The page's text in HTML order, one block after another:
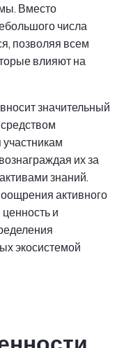
Вместо
числа
позволяя всем
влияют на
значительный
их за
знаний.
активного
и
экосистемой